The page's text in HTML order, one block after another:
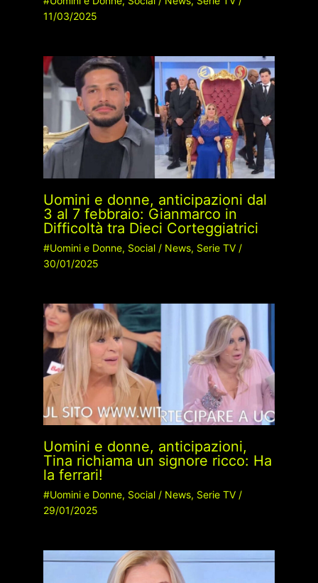
11/03/2025
Uomini e donne, anticipazioni dal
3 al 7 febbraio: Gianmarco in
Difficoltà tra Dieci Corteggiatrici
#Uomini e Donne, Social/ News, Serie TV/
30/01/2025
Uomini e donne, anticipazioni,
Tina richiama un signore ricco: Ha
la ferrari!
#Uomini e Donne, Social/ News, Serie TV/
29/01/2025